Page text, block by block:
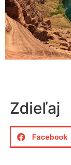
Zdieľaj
Facebook